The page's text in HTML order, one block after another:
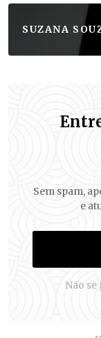
SUZANA
Sem spam,
e
Não